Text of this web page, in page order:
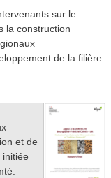
sur le
la construction
de la filière
et de